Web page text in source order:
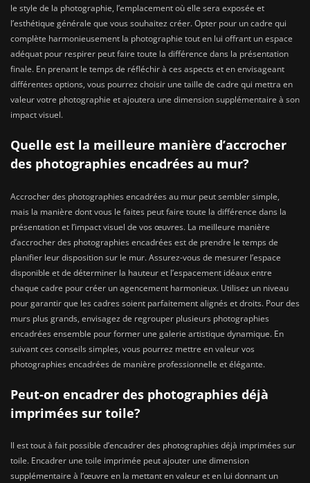
le style de la photographie, l’emplacement où elle sera exposée et
l’esthétique générale que vous souhaitez créer. Opter pour un cadre qui
complète harmonieusement la photographie tout en lui offrant un espace
adéquat pour respirer peut faire toute la différence dans la présentation
finale. En prenant le temps de réfléchir à ces aspects et en envisageant
différentes options, vous pourrez choisir une taille de cadre qui mettra en
valeur votre photographie et ajoutera une dimension supplémentaire à son
impact visuel.
Quelle est la meilleure manière d’accrocher
des photographies encadrées au mur?
Accrocher des photographies encadrées au mur peut sembler simple,
mais la manière dont vous le faites peut faire toute la différence dans la
présentation et l’impact visuel de vos œuvres. La meilleure manière
d’accrocher des photographies encadrées est de prendre le temps de
planifier leur disposition sur le mur. Assurez-vous de mesurer l’espace
disponible et de déterminer la hauteur et l’espacement idéaux entre
chaque cadre pour créer un agencement harmonieux. Utilisez un niveau
pour garantir que les cadres soient parfaitement alignés et droits. Pour des
murs plus grands, envisagez de regrouper plusieurs photographies
encadrées ensemble pour former une galerie artistique dynamique. En
suivant ces conseils simples, vous pourrez mettre en valeur vos
photographies encadrées de manière professionnelle et élégante.
Peut-on encadrer des photographies déjà
imprimées sur toile?
Il est tout à fait possible d’encadrer des photographies déjà imprimées sur
toile. Encadrer une toile imprimée peut ajouter une dimension
supplémentaire à l’œuvre en la mettant en valeur et en lui donnant un